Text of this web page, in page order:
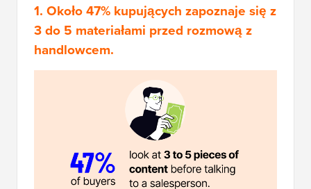
1. Około 47% kupujących zapoznaje się z
3 do 5 materiałami przed rozmową z
handlowcem.